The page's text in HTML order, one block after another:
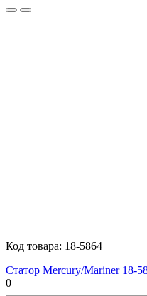
Код товара: 18-5864
Статор Mercury/Mariner 18-
0